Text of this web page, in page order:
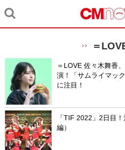
＝
＝LOVE 佐々木舞香
演！「サムライマッ
に注目！
「TIF 2022」2日目
編）